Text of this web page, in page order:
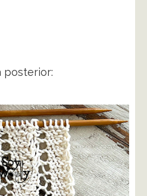
posterior: